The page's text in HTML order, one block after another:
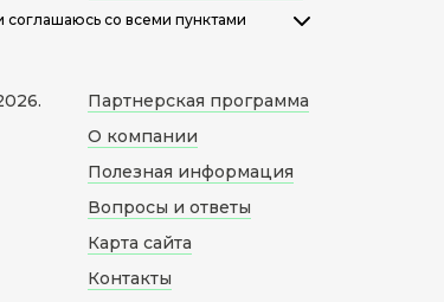
со всеми пунктами
.
Партнерская программа
О компании
Полезная информация
Вопросы и ответы
Карта сайта
Контакты